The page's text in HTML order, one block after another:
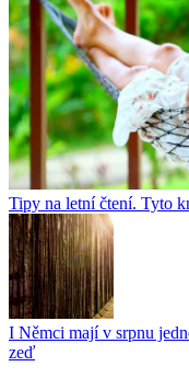
Tipy na letní čtení. Tyto
I Němci mají v srpnu
zeď